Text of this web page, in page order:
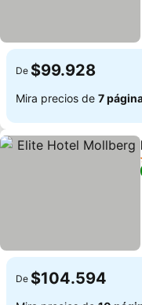
De $99.928
Mira precios de 7
De $104.594